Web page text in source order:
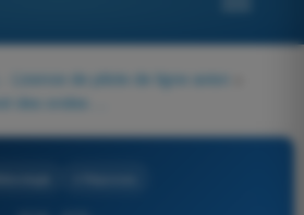
- Licence de pilote de ligne avion